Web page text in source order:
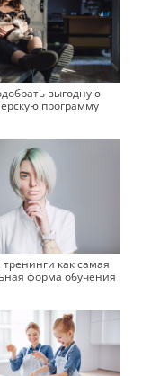
выгодную
программу
как самая
форма обучения